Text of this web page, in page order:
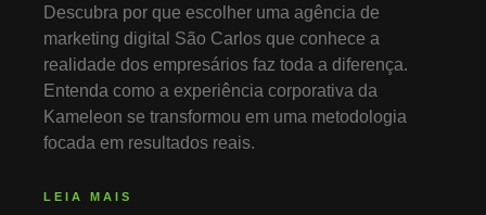
Descubra por que escolher uma agência de
marketing digital São Carlos que conhece a
realidade dos empresários faz toda a diferença.
Entenda como a experiência corporativa da
Kameleon se transformou em uma metodologia
focada em resultados reais.
LEIA MAIS